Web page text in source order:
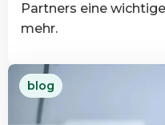
Partners eine
mehr.
Read
more
about
blog